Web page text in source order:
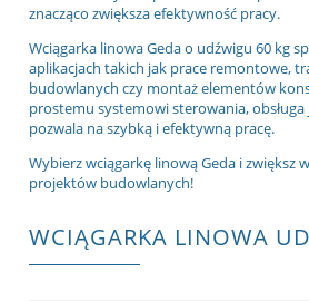
znacząco zwiększa efektywność pracy.
Wciągarka linowa Geda o udźwigu 60 kg
aplikacjach takich jak prace remontowe,
budowlanych czy montaż elementów
prostemu systemowi sterowania,
pozwala na szybką i efektywną pracę.
Wybierz wciągarkę linową Geda i zwiększ
projektów budowlanych!
WCIĄGARKA LINOWA